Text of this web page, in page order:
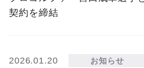
契約を締結
2026.01.20 お知らせ